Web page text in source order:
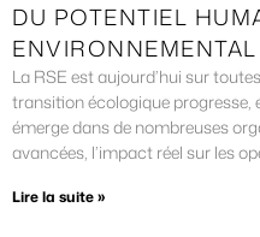
DU POTENTIEL
ENVIRONNEMENTAL
La RSE est aujourd’hui sur
transition écologique progresse,
émerge dans de nombreuses
avancées, l’impact réel sur les
Lire la suite »